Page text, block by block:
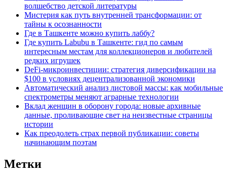
волшебство детской литературы
Мистерия как путь внутренней трансформации: от
тайны к осознанности
Где в Ташкенте можно купить лаббу?
Где купить Labubu в Ташкенте: гид по самым
интересным местам для коллекционеров и любителей
редких игрушек
DeFi-микроинвестиции: стратегия диверсификации на
$100 в условиях децентрализованной экономики
Автоматический анализ листовой массы: как мобильные
спектрометры меняют аграрные технологии
Вклад женщин в оборону города: новые архивные
данные, проливающие свет на неизвестные страницы
истории
Как преодолеть страх первой публикации: советы
начинающим поэтам
Метки